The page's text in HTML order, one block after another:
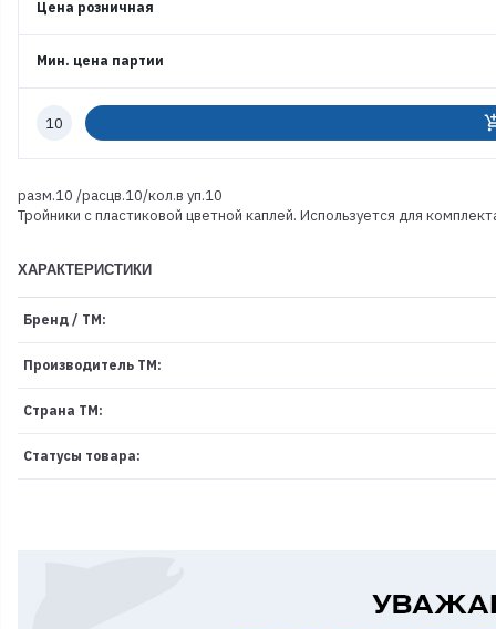
Цена розничная
Мин. цена партии
Количество
разм.10 /расцв.10/кол.в уп.10
Тройники с пластиковой цветной каплей. Используется для
ХАРАКТЕРИСТИКИ
Бренд / ТМ:
Производитель ТМ:
Страна ТМ:
Статусы товара: